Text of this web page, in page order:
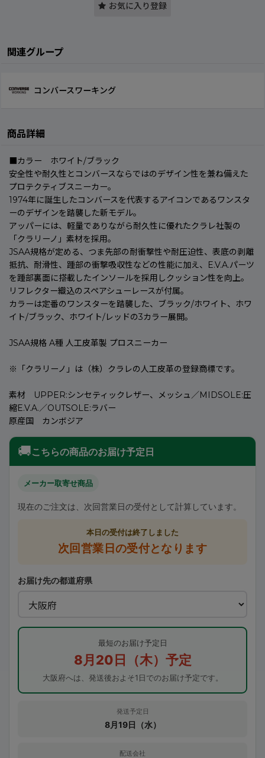
お気に入り登録
関連グループ
コンバースワーキング
商品詳細
■カラー ホワイト/ブラック
安全性や耐久性とコンバースならではのデザイン性を兼ね備えた
プロテクティブスニーカー。
1974年に誕生したコンバースを代表するアイコンであるワンスタ
ーのデザインを踏襲した新モデル。
アッパーには、軽量でありながら耐久性に優れたクラレ社製の
「クラリーノ」素材を採用。
JSAA規格が定める、つま先部の耐衝撃性や耐圧迫性、表底の剥離
抵抗、耐滑性、踵部の衝撃吸収性などの性能に加え、E.V.A.パーツ
を踵部裏面に搭載したインソールを採用しクッション性を向上。
リフレクター織込のスペアシューレースが付属。
カラーは定番のワンスターを踏襲した、ブラック/ホワイト、ホワ
イト/ブラック、ホワイト/レッドの3カラー展開。
JSAA規格 A種 人工皮革製 プロスニーカー
※「クラリーノ」は（株）クラレの人工皮革の登録商標です。
素材 UPPER:シンセティックレザー、メッシュ／MIDSOLE:圧
縮E.V.A.／OUTSOLE:ラバー
原産国 カンボジア
🚚こちらの商品のお届け予定日
メーカー取寄せ商品
現在のご注文は、次回営業日の受付として計算しています。
本日の受付は終了しました
次回営業日の受付となります
お届け先の都道府県
最短のお届け予定日
8月20日（木）予定
大阪府へは、発送後およそ1日でのお届け予定です。
発送予定日
8月19日（水）
配送会社